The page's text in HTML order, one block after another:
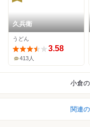
久兵衛
うどん
3.58
413人
小倉
関連